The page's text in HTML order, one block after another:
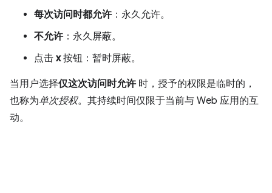
每次访问时都允许 ：永久允许。
不允许 ：永久屏蔽。
点击 x按钮：暂时屏蔽。
当用户选择仅这次访问时允许 时，授予的权限是临时的，
也称为单次授权。其持续时间仅限于当前与 Web 应用的互
动。